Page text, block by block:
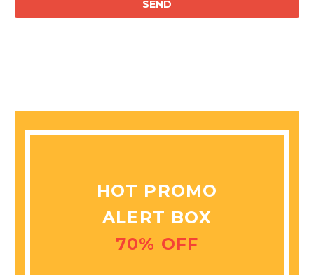
HOT PROMO
ALERT BOX
70% OFF